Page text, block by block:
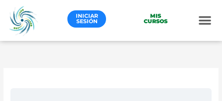
contenido
INICIAR
SESIÓN
MIS
CURSOS